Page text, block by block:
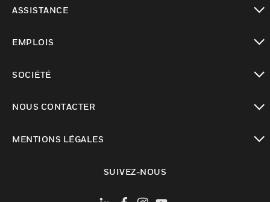
ASSISTANCE
EMPLOIS
SOCIÉTÉ
NOUS CONTACTER
MENTIONS LÉGALES
SUIVEZ-NOUS